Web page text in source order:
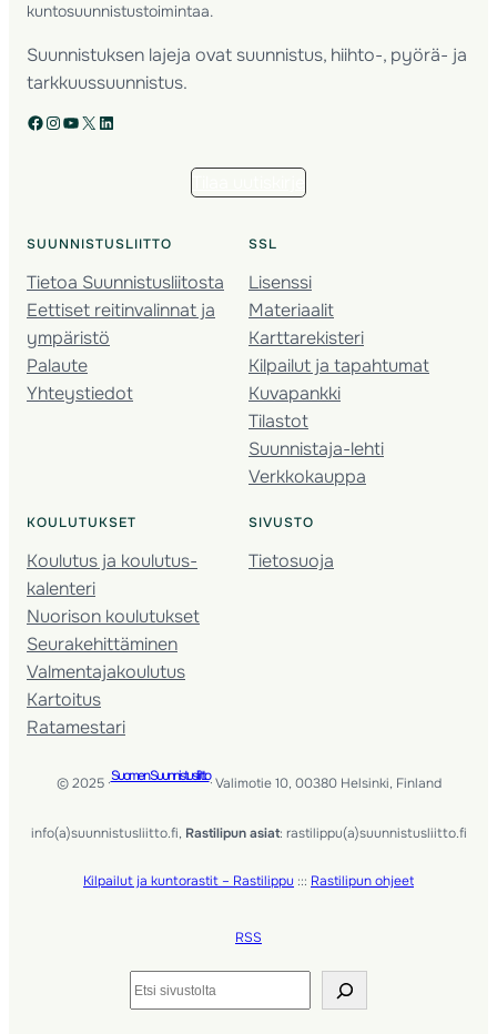
kuntosuunnistustoimintaa.
Suunnistuksen lajeja ovat suunnistus, hiihto-, pyörä- ja
tarkkuussuunnistus.
Facebook Instagram YouTube X LinkedIn
SUUNNISTUSLIITTO
Tietoa Suunnistusliitosta
Eettiset reitinvalinnat ja
ympäristö
Palaute
Yhteystiedot
SSL
Lisenssi
Materiaalit
Karttarekisteri
Kilpailut ja tapahtumat
Kuvapankki
Tilastot
Suunnistaja-lehti
Verkkokauppa
KOULUTUKSET
Koulutus ja koulutus­
kalenteri
Nuorison koulutukset
Seura­kehittäminen
Valmentaja­koulutus
Kartoitus
Ratamestari
SIVUSTO
Tietosuoja
© 2025 ·Suomen Suunnistusliitto· Valimotie 10, 00380 Helsinki, Finland
info(a)suunnistusliitto.fi, Rastilipun asiat: rastilippu(a)suunnistusliitto.fi
Kilpailut ja kuntorastit – Rastilippu ::: Rastilipun ohjeet
RSS
Etsi